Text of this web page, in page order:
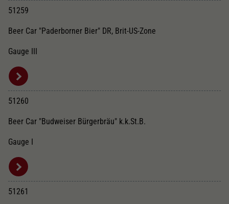
51259
Beer Car "Paderborner Bier" DR, Brit-US-Zone
Gauge III
51260
Beer Car "Budweiser Bürgerbräu" k.k.St.B.
Gauge I
51261